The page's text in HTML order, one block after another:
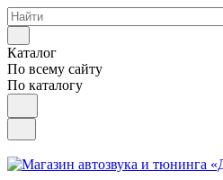
Каталог
По всему сайту
По каталогу